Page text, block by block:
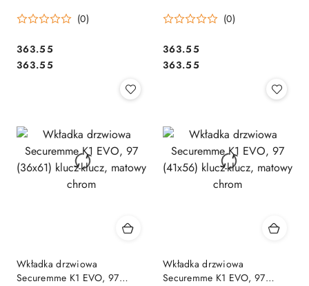
chrom
(0)
Cena:
363.55
Cena:
363.55
chrom
(0)
Cena:
363.55
Cena:
363.55
Wkładka drzwiowa
Securemme K1 EVO, 97
Wkładka drzwiowa
Securemme K1 EVO, 97